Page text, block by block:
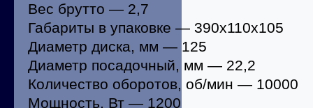
Вес брутто — 2,7
Габариты в упаковке — 390х110х105
Диаметр диска, мм — 125
Диаметр посадочный, мм — 22,2
Количество оборотов, об/мин — 10000
Мощность, Вт — 1200